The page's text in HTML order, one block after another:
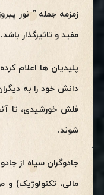
زمزمه جمله ” نور
مفید و تاثیرگذار باشد.
پلیدیان ها اعلام
دانش خود را به
فلش خورشیدی، تا
شوند.
جادوگران سیاه از
مالی، تکنولوژیک) و